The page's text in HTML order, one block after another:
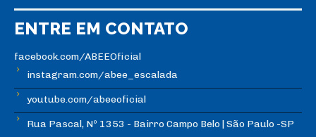
ENTRE EM CONTATO
facebook.com/ABEEOficial
instagram.com/abee_escalada
youtube.com/abeeoficial
Rua Pascal, Nº 1353 - Bairro Campo Belo | São Paulo -SP